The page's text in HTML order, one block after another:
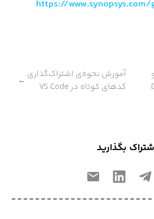
https://
آموزش نحوه‌ی اشتراک‌گذاری
کدهای کوتاه در VS Code
←
بگذارید